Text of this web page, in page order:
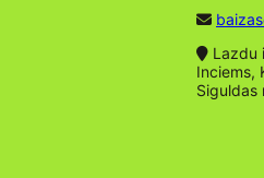
Lazdu
Inciems,
Siguldas